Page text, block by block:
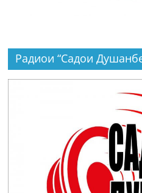
Радиои “Садои